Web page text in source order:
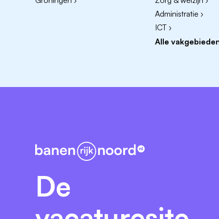
Werken bij Cedin betekent relevant
doet ertoe in de maatschappij. Wij willen
een kop koffie met elkaar drinken in de
Een contract voor de duur van 1 jaar
onbepaalde tijd;
Een passend salaris, afhankelijk van
Veel zelfstandigheid en vrijheid in de
Administratie ›
ICT ›
Alle
De